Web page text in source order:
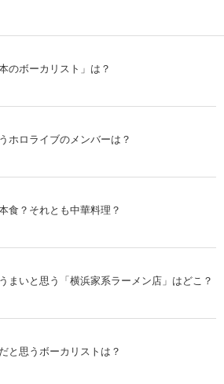
のボーカリスト」は？
ホロライブのメンバーは？
食？それとも中華料理？
まいと思う「横浜家系ラーメン店」はどこ？
と思うボーカリストは？